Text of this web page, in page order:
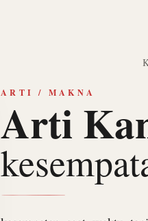
ARTI / MAKNA
Arti